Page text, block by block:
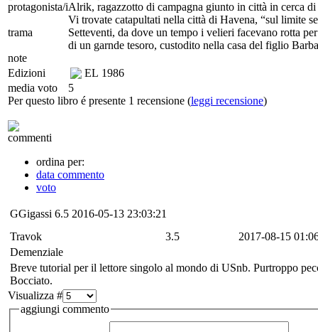
protagonista/iAlrik, ragazzotto di campagna giunto in città in cerca
trama
Vi trovate catapultati nella città di Havena, “sul limite
Setteventi, da dove un tempo i velieri facevano rotta
di un garnde tesoro, custodito nella casa del figlio
note
Edizioni
EL 1986
media voto
5
Per questo libro é presente 1 recensione (leggi recensione)
commenti
ordina per:
data commento
voto
GGigassi 6.5 2016-05-13 23:03:21
Travok
3.5
2017-08-15
Demenziale
Breve tutorial per il lettore singolo al mondo di USnb. Purtroppo
Bocciato.
Visualizza #
aggiungi commento